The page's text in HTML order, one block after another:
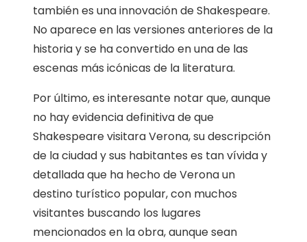
también es una innovación de Shakespeare.
No aparece en las versiones anteriores de la
historia y se ha convertido en una de las
escenas más icónicas de la literatura.
Por último, es interesante notar que, aunque
no hay evidencia definitiva de que
Shakespeare visitara Verona, su descripción
de la ciudad y sus habitantes es tan vívida y
detallada que ha hecho de Verona un
destino turístico popular, con muchos
visitantes buscando los lugares
mencionados en la obra, aunque sean